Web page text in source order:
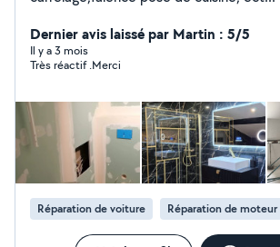
Dernier avis laissé par Martin : 5/5
Il y a 3 mois
Très réactif .Merci
Réparation de voiture Réparation de moteur